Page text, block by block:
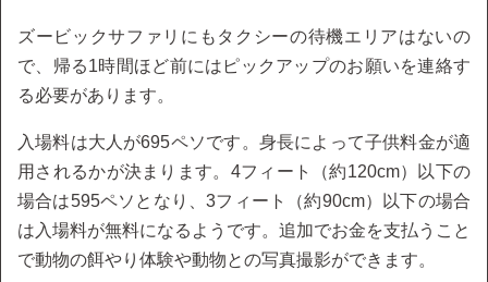
ズービックサファリにもタクシーの待機エリアはないの
で、帰る1時間ほど前にはピックアップのお願いを連絡す
る必要があります。
入場料は大人が695ペソです。身長によって子供料金が適
用されるかが決まります。4フィート（約120cm）以下の
場合は595ペソとなり、3フィート（約90cm）以下の場合
は入場料が無料になるようです。追加でお金を支払うこと
で動物の餌やり体験や動物との写真撮影ができます。